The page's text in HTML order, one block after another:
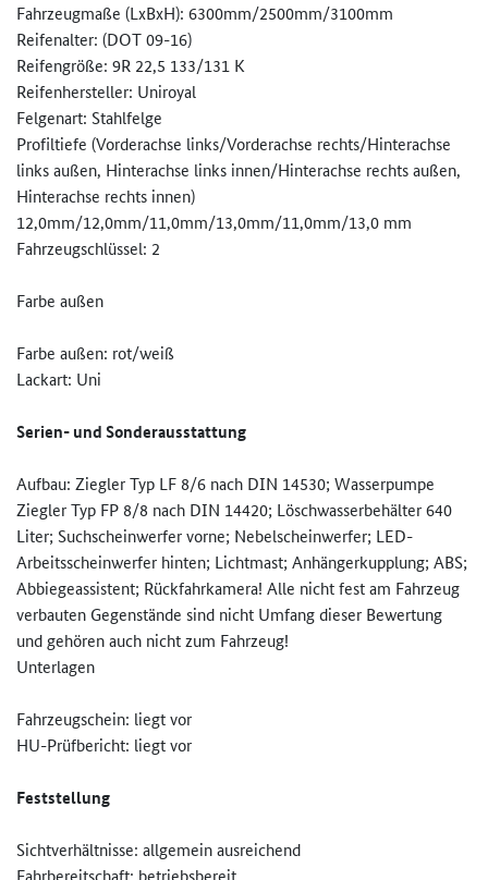
Fahrzeugmaße (LxBxH): 6300mm/2500mm/3100mm
Reifenalter: (DOT 09-16)
Reifengröße: 9R 22,5 133/131 K
Reifenhersteller: Uniroyal
Felgenart: Stahlfelge
Profiltiefe (Vorderachse links/Vorderachse rechts/Hinterachse
links außen, Hinterachse links innen/Hinterachse rechts außen,
Hinterachse rechts innen)
12,0mm/12,0mm/11,0mm/13,0mm/11­,0mm/13,0 mm
Fahrzeugschlüssel: 2
Farbe außen
Farbe außen: rot/weiß
Lackart: Uni
Serien- und Sonderausstattung
Aufbau: Ziegler Typ LF 8/6 nach DIN 14530; Wasserpumpe
Ziegler Typ FP 8/8 nach DIN 14420; Löschwasserbehälter 640
Liter; Suchscheinwerfer vorne; Nebelscheinwerfer; LED-
Arbeitsscheinwerfer hinten; Lichtmast; Anhängerkupplung; ABS;
Abbiegeassistent; Rückfahrkamera! Alle nicht fest am Fahrzeug
verbauten Gegenstände sind nicht Umfang dieser Bewertung
und gehören auch nicht zum Fahrzeug!
Unterlagen
Fahrzeugschein: liegt vor
HU-Prüfbericht: liegt vor
Feststellung
Sichtverhältnisse: allgemein ausreichend
Fahrbereitschaft: betriebsbereit